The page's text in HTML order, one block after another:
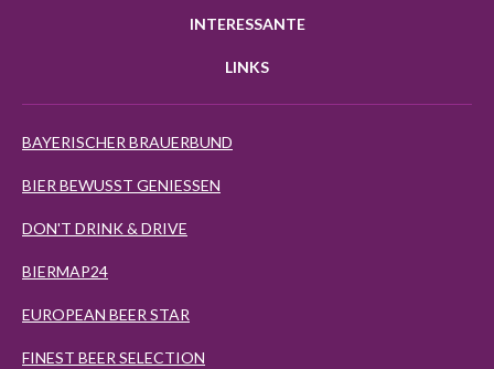
INTERESSANTE
LINKS
BAYERISCHER BRAUERBUND
BIER BEWUSST GENIESSEN
DON'T DRINK & DRIVE
BIERMAP24
EUROPEAN BEER STAR
FINEST BEER SELECTION